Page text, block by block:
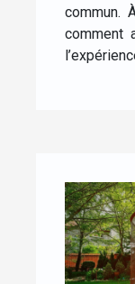
commun.
comment